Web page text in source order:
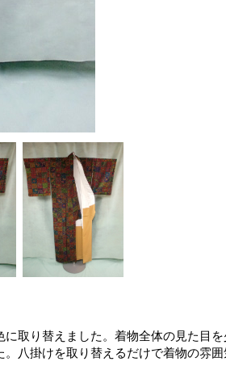
取り替えました。着物全体の見た目
八掛けを取り替えるだけで着物の雰